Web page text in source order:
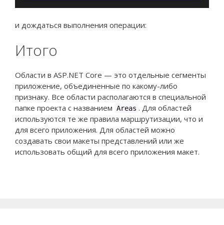
и дождаться выполнения операции:
Итого
Области в ASP.NET Core — это отдельные сегменты
приложение, объединенные по какому-либо
признаку. Все области располагаются в специальной
папке проекта с названием Areas . Для областей
используются те же правила маршрутизации, что и
для всего приложения. Для областей можно
создавать свои макеты представлений или же
использовать общий для всего приложения макет.